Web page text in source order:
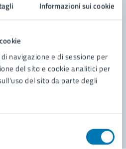
Informazioni sui cookie
navigazione e di sessione per
del sito e cookie analitici per
del sito da parte degli